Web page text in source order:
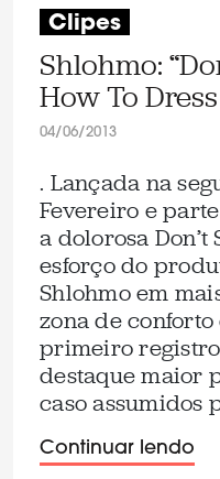
Clipes
Shlohmo:
How To
04/06/2013
. Lançada na
Fevereiro e
a dolorosa
esforço do
Shlohmo em
zona de
primeiro
destaque maior
caso assumidos
Continuar lendo